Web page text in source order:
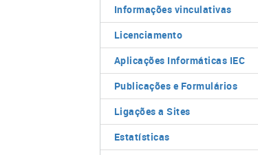
Informações vinculativas
Licenciamento
Aplicações Informáticas IEC
Publicações e Formulários
Ligações a Sites
Estatísticas